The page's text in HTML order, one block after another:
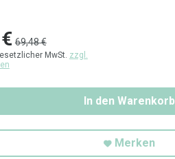
69,48 €
MwSt. zzgl.
In den Warenkorb
Merken